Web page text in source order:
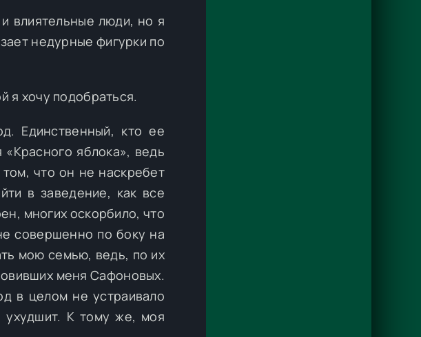
влиятельные люди, но я
недурные фигурки по
я хочу подобраться.
Единственный, кто ее
яблока», ведь
что он не наскребет
в заведение, как все
многих оскорбило, что
совершенно по боку на
мою семью, ведь, по их
меня Сафоновых.
в целом не устраивало
К тому же, моя